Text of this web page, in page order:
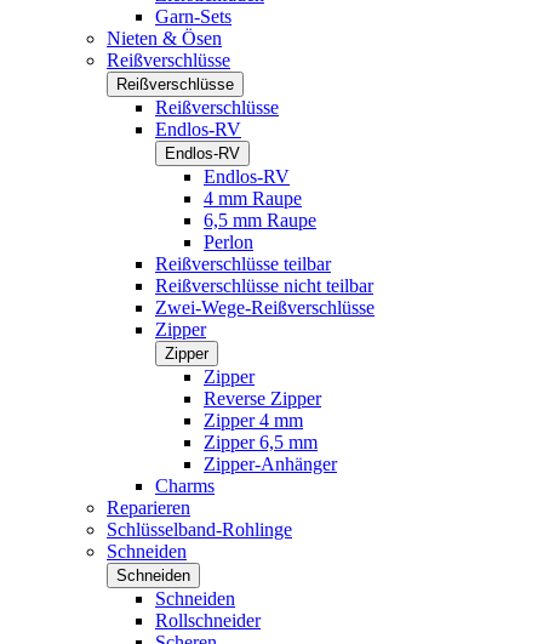
Garn-Sets
Nieten & Ösen
Reißverschlüsse
Reißverschlüsse
Reißverschlüsse
Endlos-RV
Endlos-RV
Endlos-RV
4 mm Raupe
6,5 mm Raupe
Perlon
Reißverschlüsse teilbar
Reißverschlüsse nicht teilbar
Zwei-Wege-Reißverschlüsse
Zipper
Zipper
Zipper
Reverse Zipper
Zipper 4 mm
Zipper 6,5 mm
Zipper-Anhänger
Charms
Reparieren
Schlüsselband-Rohlinge
Schneiden
Schneiden
Schneiden
Rollschneider